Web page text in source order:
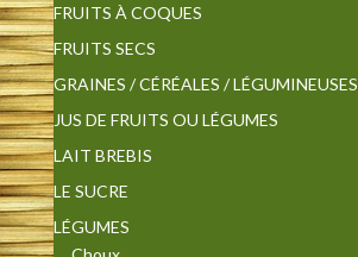
FRUITS À COQUES
FRUITS SECS
GRAINES / CÉRÉALES / LÉGUMINEUSES
JUS DE FRUITS OU LÉGUMES
LAIT BREBIS
LE SUCRE
LÉGUMES